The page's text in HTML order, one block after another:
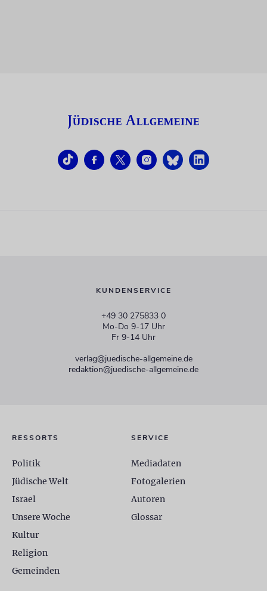
KUNDENSERVICE
+49 30 275833 0
Mo-Do 9-17 Uhr
Fr 9-14 Uhr
verlag@juedische-allgemeine.de
redaktion@juedische-allgemeine.de
RESSORTS
Politik
Jüdische Welt
Israel
Unsere Woche
Kultur
Religion
Gemeinden
SERVICE
Mediadaten
Fotogalerien
Autoren
Glossar